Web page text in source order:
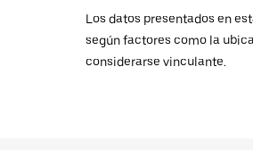
Los datos presentados en
según factores como la
considerarse vinculante.